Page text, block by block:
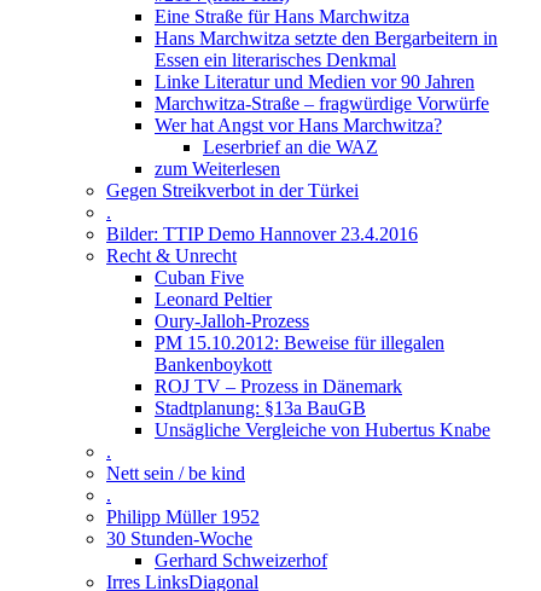
Eine Straße für Hans Marchwitza
Hans Marchwitza setzte den Bergarbeitern in
Essen ein literarisches Denkmal
Linke Literatur und Medien vor 90 Jahren
Marchwitza-Straße – fragwürdige Vorwürfe
Wer hat Angst vor Hans Marchwitza?
Leserbrief an die WAZ
zum Weiterlesen
Gegen Streikverbot in der Türkei
.
Bilder: TTIP Demo Hannover 23.4.2016
Recht & Unrecht
Cuban Five
Leonard Peltier
Oury-Jalloh-Prozess
PM 15.10.2012: Beweise für illegalen
Bankenboykott
ROJ TV – Prozess in Dänemark
Stadtplanung: §13a BauGB
Unsägliche Vergleiche von Hubertus Knabe
.
Nett sein / be kind
.
Philipp Müller 1952
30 Stunden-Woche
Gerhard Schweizerhof
Irres LinksDiagonal